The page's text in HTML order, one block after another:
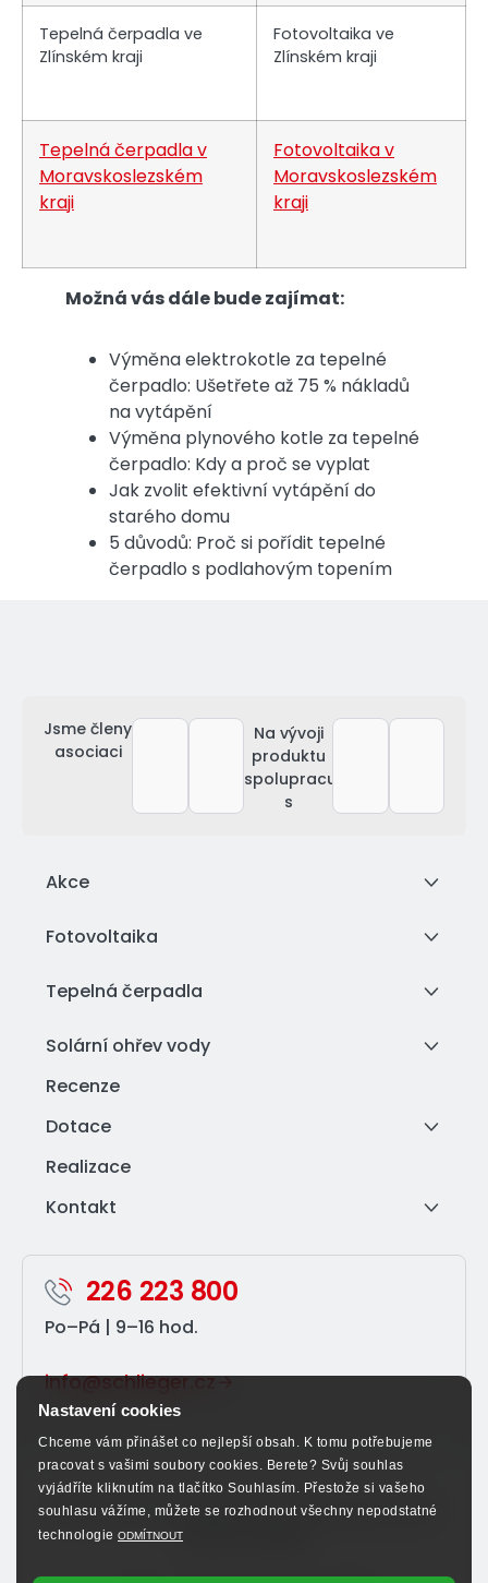
Nastavení cookies
Chceme vám přinášet co nejlepší obsah. K tomu potřebujeme
pracovat s vašimi soubory cookies. Berete? Svůj souhlas
vyjádříte kliknutím na tlačítko Souhlasím. Přestože si vašeho
souhlasu vážíme, můžete se rozhodnout všechny nepodstatné
technologie ODMÍTNOUT
Tepelná čerpadla ve
Zlínském kraji
Fotovoltaika ve
Zlínském kraji
Tepelná čerpadla v
Moravskoslezském
kraji
Fotovoltaika v
Moravskoslezském
kraji
Možná vás dále bude zajímat:
Výměna elektrokotle za tepelné
čerpadlo: Ušetřete až 75 % nákladů
na vytápění
Výměna plynového kotle za tepelné
čerpadlo: Kdy a proč se vyplat
Jak zvolit efektivní vytápění do
starého domu
5 důvodů: Proč si pořídit tepelné
čerpadlo s podlahovým topením
Jsme členy
asociaci
Na vývoji
produktu
spolupracujeme
s
Akce
Fotovoltaika
Tepelná čerpadla
Solární ohřev vody
Recenze
Dotace
Realizace
Kontakt
226 223 800
Po–⁠Pá | 9–⁠16 hod.
info@schlieger.cz
Sledujte nás na sociálních sítích a nenechte si ujít
výhodné nabídky.